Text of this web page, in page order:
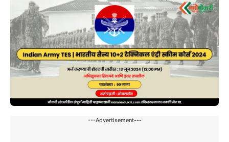
---Advertisement---